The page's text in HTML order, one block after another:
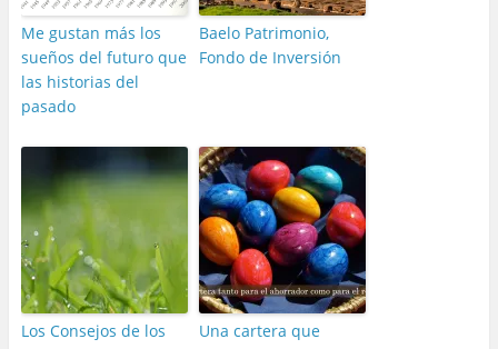
Me gustan más los
sueños del futuro que
las historias del
pasado
Baelo Patrimonio,
Fondo de Inversión
Los Consejos de los
Una cartera que